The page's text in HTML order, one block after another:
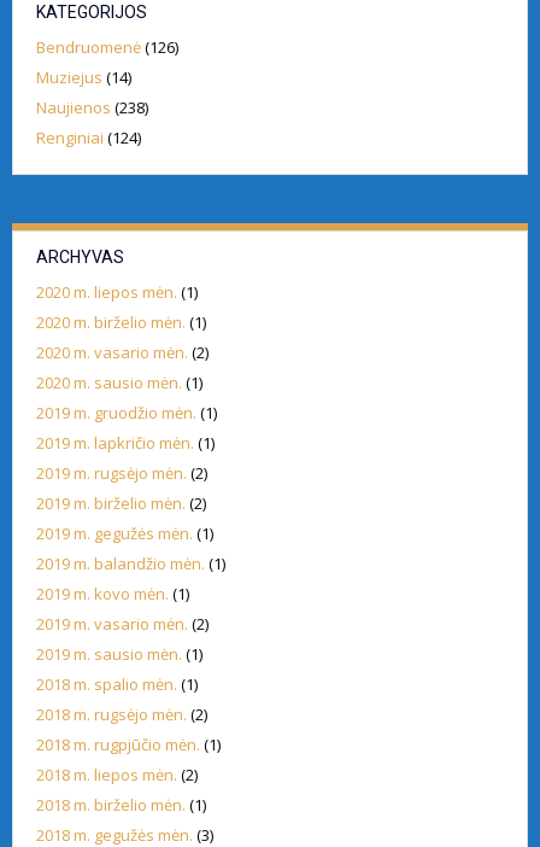
KATEGORIJOS
Bendruomenė(126)
Muziejus (14)
Naujienos (238)
Renginiai (124)
ARCHYVAS
2020 m. liepos mėn. (1)
2020 m. birželio mėn. (1)
2020 m. vasario mėn. (2)
2020 m. sausio mėn. (1)
2019 m. gruodžio mėn. (1)
2019 m. lapkričio mėn. (1)
2019 m. rugsėjo mėn. (2)
2019 m. birželio mėn. (2)
2019 m. gegužės mėn. (1)
2019 m. balandžio mėn. (1)
2019 m. kovo mėn. (1)
2019 m. vasario mėn. (2)
2019 m. sausio mėn. (1)
2018 m. spalio mėn. (1)
2018 m. rugsėjo mėn. (2)
2018 m. rugpjūčio mėn. (1)
2018 m. liepos mėn. (2)
2018 m. birželio mėn. (1)
2018 m. gegužės mėn. (3)